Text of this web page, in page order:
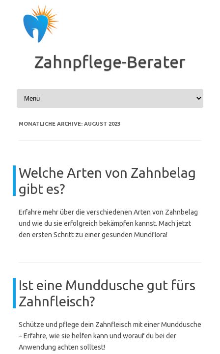
springen
Zahnpflege-Berater
MONATLICHE ARCHIVE: AUGUST 2023
Welche Arten von Zahnbelag
gibt es?
Erfahre mehr über die verschiedenen Arten von Zahnbelag
und wie du sie erfolgreich bekämpfen kannst. Mach jetzt
den ersten Schritt zu einer gesunden Mundflora!
Ist eine Munddusche gut fürs
Zahnfleisch?
Schütze und pflege dein Zahnfleisch mit einer Munddusche
– Erfahre, wie sie helfen kann und worauf du bei der
Anwendung achten solltest!